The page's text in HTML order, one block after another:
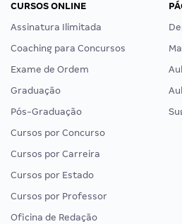
CURSOS ONLINE
Assinatura Ilimitada
Coaching para Concursos
Exame de Ordem
Graduação
Pós-Graduação
Cursos por Concurso
Cursos por Carreira
Cursos por Estado
Cursos por Professor
Oficina de Redação